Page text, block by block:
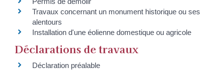
Travaux concernant un monument historique ou ses
alentours
Installation d'une éolienne domestique ou agricole
Déclarations de travaux
Déclaration préalable